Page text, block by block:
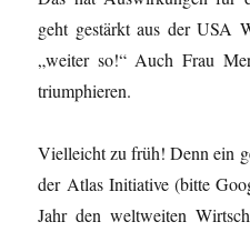
geht gestärkt aus der USA
„weiter so!“ Auch Frau
triumphieren.
Vielleicht zu früh! Denn ein
der Atlas Initiative (bitte
Jahr den weltweiten